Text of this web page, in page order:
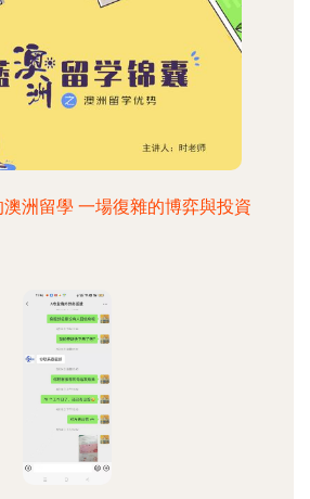
洲留學 一場復雜的博弈與投資